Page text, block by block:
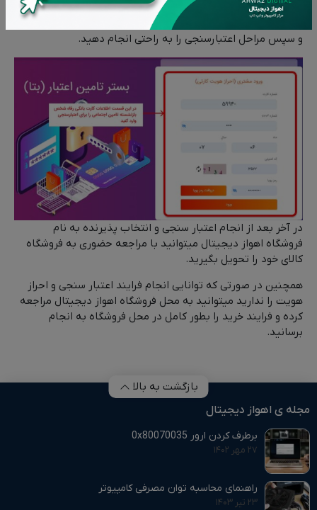
بعد از ورود به لینک سامانه بتا با صفحه زیر مواجه میشوید که
باید در آن اطلاعات کارت بانکی رفاه شخص بازنشسته را وارد کنید
و سپس مراحل اعتبارسنجی را به راحتی انجام دهید.
در آخر بعد از انجام اعتبار سنجی و انتخاب پذیرنده به نام
فروشگاه اهواز دیجیتال میتوانید با مراجعه حضوری به فروشگاه
کالای خود را تحویل بگیرید.
همچنین در صورتی که توانایی انجام فرایند اعتبار سنجی و احراز
هویت را ندارید میتوانید به محل فروشگاه اهواز دیجیتال مراجعه
کرده و فرایند خرید را بطور کامل در محل فروشگاه به انجام
برسانید.
بازگشت به بالا
مجله ی اهواز دیجیتال
برطرف کردن ارور 0x80070035
۲۷ مهر ۱۴۰۲
راهنمای محاسبه توان مصرفی کامپیوتر
۲۳ تیر ۱۴۰۳